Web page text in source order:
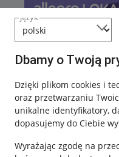
język
Dbamy o Twoją
Dzięki plikom cookies i
oraz przetwarzaniu
unikalne identyfikatory,
dopasujemy do Ciebie
Wyrażając zgodę na